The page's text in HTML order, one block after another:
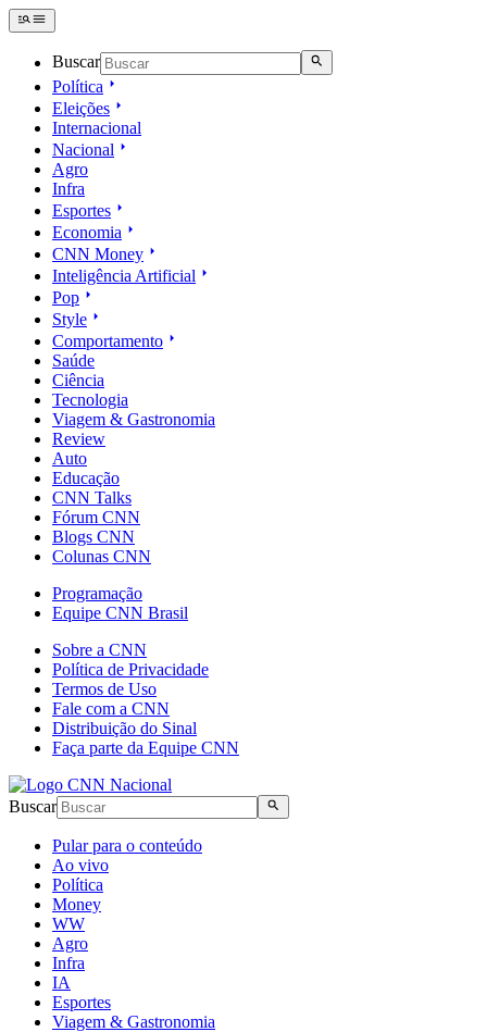
Buscar
Política
Eleições
Internacional
Nacional
Agro
Infra
Esportes
Economia
CNN Money
Inteligência Artificial
Pop
Style
Comportamento
Saúde
Ciência
Tecnologia
Viagem & Gastronomia
Review
Auto
Educação
CNN Talks
Fórum CNN
Blogs CNN
Colunas CNN
Programação
Equipe CNN Brasil
Sobre a CNN
Política de Privacidade
Termos de Uso
Fale com a CNN
Distribuição do Sinal
Faça parte da Equipe CNN
Buscar
Pular para o conteúdo
Ao vivo
Política
Money
WW
Agro
Infra
IA
Esportes
Viagem & Gastronomia